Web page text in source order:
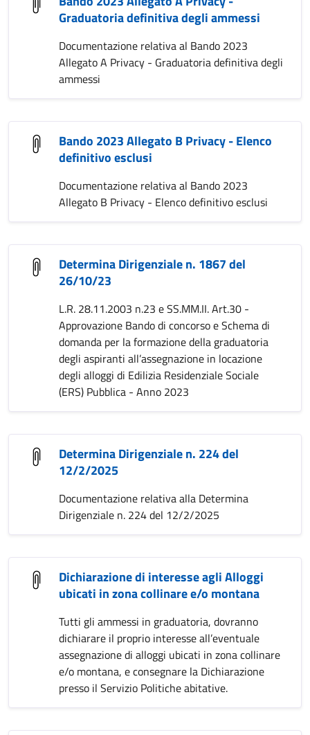
Graduatoria definitiva degli ammessi
Documentazione relativa al Bando 2023
Allegato A Privacy - Graduatoria definitiva degli
ammessi
Bando 2023 Allegato B Privacy - Elenco
definitivo esclusi
Documentazione relativa al Bando 2023
Allegato B Privacy - Elenco definitivo esclusi
Determina Dirigenziale n. 1867 del
26/10/23
L.R. 28.11.2003 n.23 e SS.MM.II. Art.30 -
Approvazione Bando di concorso e Schema di
domanda per la formazione della graduatoria
degli aspiranti all’assegnazione in locazione
degli alloggi di Edilizia Residenziale Sociale
(ERS) Pubblica - Anno 2023
Determina Dirigenziale n. 224 del
12/2/2025
Documentazione relativa alla Determina
Dirigenziale n. 224 del 12/2/2025
Dichiarazione di interesse agli Alloggi
ubicati in zona collinare e/o montana
Tutti gli ammessi in graduatoria, dovranno
dichiarare il proprio interesse all’eventuale
assegnazione di alloggi ubicati in zona collinare
e/o montana, e consegnare la Dichiarazione
presso il Servizio Politiche abitative.